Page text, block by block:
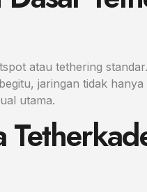
atau tethering
jaringan tidak
utama.